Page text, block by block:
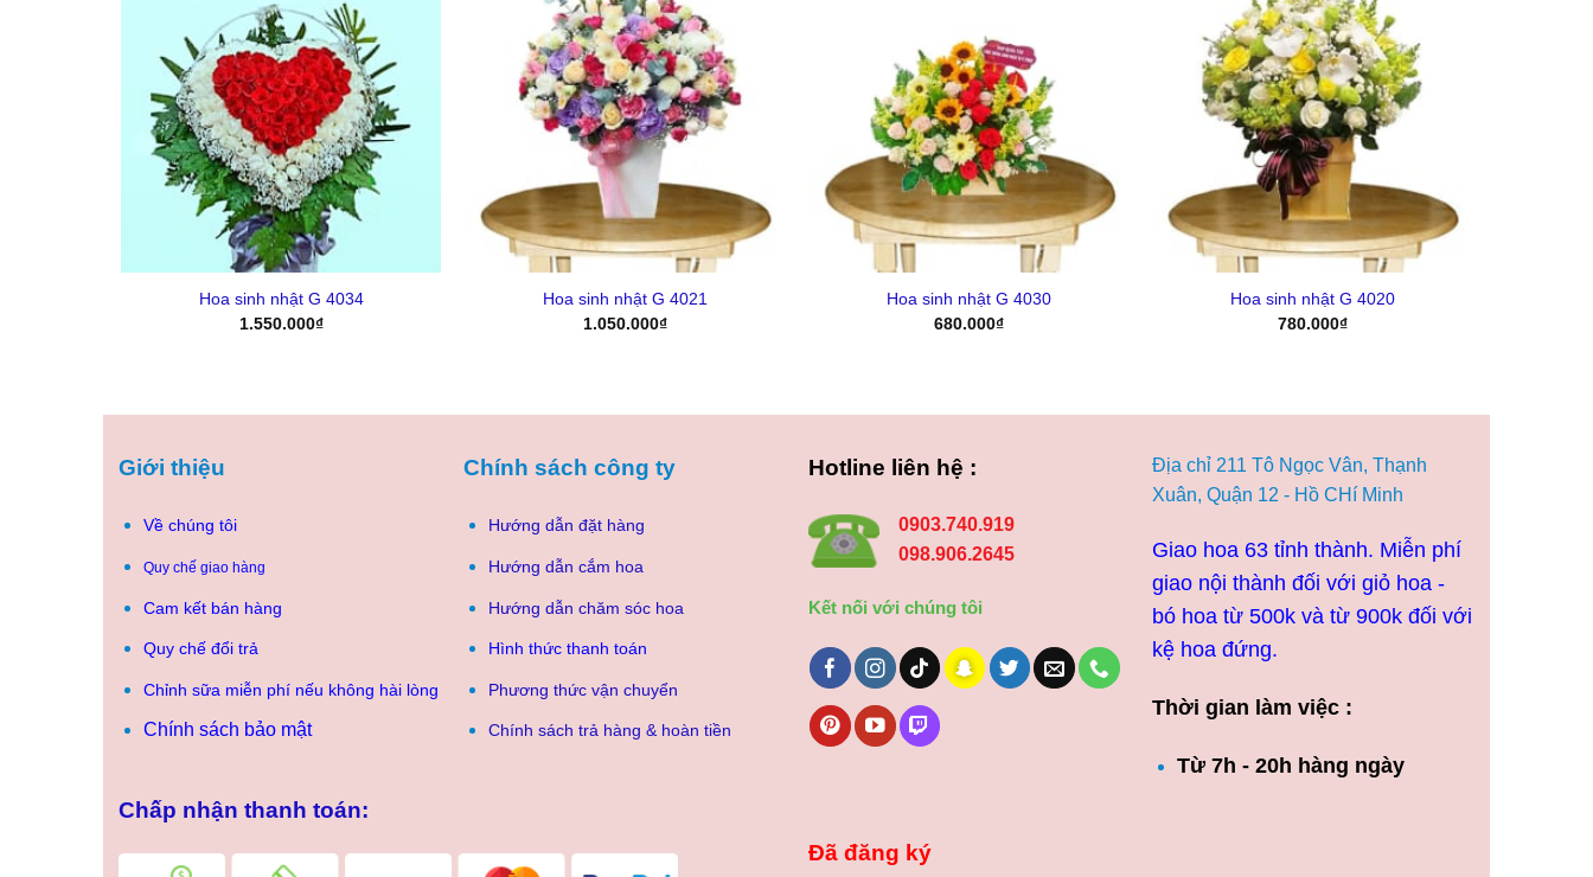
Yêu
Thich
Hoa sinh nhật G 4034
1.550.000₫
Thich
Hoa sinh nhật G 4021
1.050.000₫
Hoa sinh nhật G 4030
680.000₫
Hoa sinh nhật G 4020
780.000₫
Giới thiệu
Về chúng tôi
Quy chế giao hàng
Cam kết bán hàng
Quy chế đổi trả
Chỉnh sữa miễn phí nếu không hài lòng
Chính sách bảo mật
Chính sách công ty
Hướng dẫn đặt hàng
Hướng dẫn cắm hoa
Hướng dẫn chăm sóc hoa
Hình thức thanh toán
Phương thức vận chuyển
Chính sách trả hàng & hoàn tiền
Chấp nhận thanh toán:
Hotline liên hệ :
0903.740.919
098.906.2645
Kết nối với chúng tôi
Đã đăng ký
Địa chỉ 211 Tô Ngọc Vân, Thạnh
Xuân, Quận 12 - Hồ CHí Minh
Giao hoa 63 tỉnh thành. Miễn phí
giao nội thành đối với giỏ hoa -
bó hoa từ 500k và từ 900k đối với
kệ hoa đứng.
Thời gian làm việc :
Từ 7h - 20h hàng ngày